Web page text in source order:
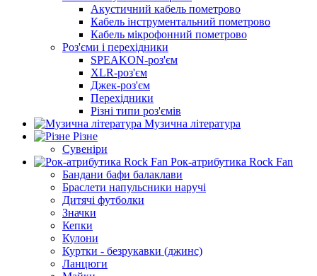
Акустичний кабель пометрово
Кабель інструментальний пометрово
Кабель мікрофонний пометрово
Роз'єми і перехідники
SPEAKON-роз'єм
XLR-роз'єм
Джек-роз'єм
Перехідники
Різні типи роз'ємів
Музична література
Різне
Сувеніри
Рок-атрибутика Rock Fan
Бандани бафи балаклави
Браслети напульсники наручі
Дитячі футболки
Значки
Кепки
Кулони
Куртки - безрукавки (джинс)
Ланцюги